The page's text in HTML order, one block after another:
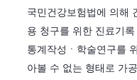
국민건강보험법에 의해
용 청구를 위한 진료기록
통계작성ㆍ학술연구를
아볼 수 없는 형태로 가